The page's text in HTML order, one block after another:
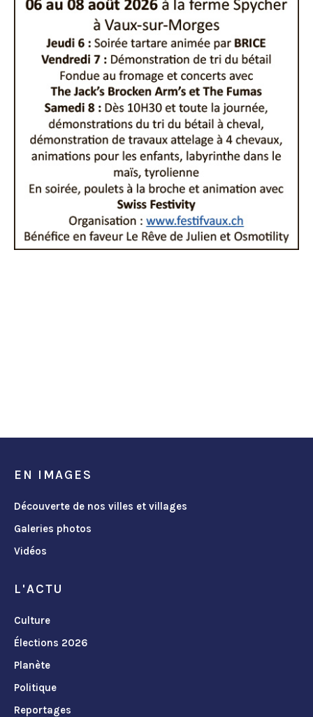
EN IMAGES
Découverte de nos villes et villages
Galeries photos
Vidéos
L'ACTU
Culture
Élections 2026
Planète
Politique
Reportages